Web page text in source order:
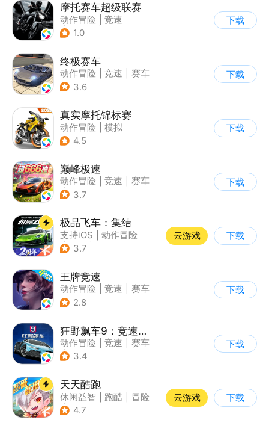
摩托赛车超级联赛
动作冒险
竞速
| 摩托车
1.0
下载
终极赛车
动作冒险 竞速
赛车
3.6
下载
真实摩托锦标赛
动作冒险
模拟
| 摩托车
4.5
下载
巅峰极速
动作冒险 竞速
赛车
| 漂移
3.7
下载
极品飞车：集结
支持iOS
动作冒险
| 竞速
3.7
云游戏 下载
王牌竞速
动作冒险 竞速
赛车
| 漂移
2.8
下载
狂野飙车9：竞速传奇
动作冒险 竞速
赛车
| 狂野飙车
3.4
下载
天天酷跑
休闲益智 跑酷
冒险
| 萌系
4.7
云游戏 下载